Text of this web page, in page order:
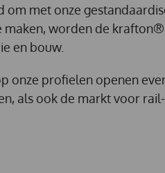
om met onze
maken, worden de
en bouw.
onze profielen openen
als ook de markt voor